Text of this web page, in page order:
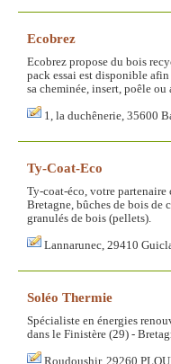
Ecobrez
Ecobrez propose du bois
pack essai est disponible
sa cheminée, insert, poêle
1, la duchênerie, 35600
Ty-Coat-Eco
Ty-coat-éco, votre
Bretagne, bûches de bois de
granulés de bois (pellets).
Lannarunec, 29410
Soléo Thermie
Spécialiste en énergies
dans le Finistère (29) -
Roudoushir, 29260